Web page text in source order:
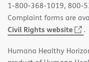
1-800-368-1019, 800-
Complaint forms are
Civil Rights website
.
Humana Healthy